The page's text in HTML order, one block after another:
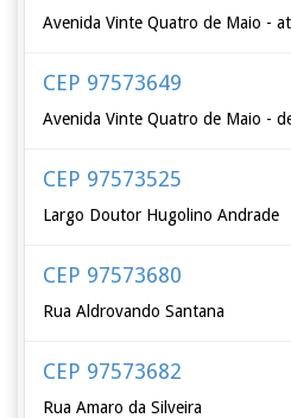
Avenida Vinte Quatro de Maio -
CEP 97573649
Avenida Vinte Quatro de Maio -
CEP 97573525
Largo Doutor Hugolino Andrade
CEP 97573680
Rua Aldrovando Santana
CEP 97573682
Rua Amaro da Silveira